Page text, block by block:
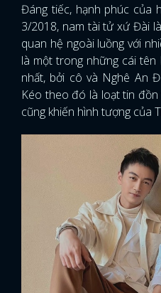
Đáng tiếc, hạnh phúc của
3/2018, nam tài tử xứ Đài
quan hệ ngoài luồng với
là một trong những cái
nhất, bởi cô và Nghê An
Kéo theo đó là loạt tin
cũng khiến hình tượng của